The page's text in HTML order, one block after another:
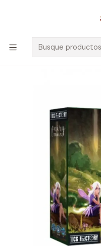
🚀 ¡Despachamos a todo
$100.000 y a RM sobre
Juegos de Mesa